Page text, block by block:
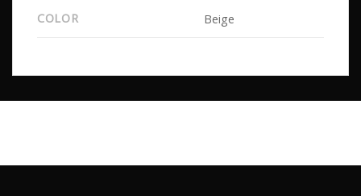
COLOR Beige